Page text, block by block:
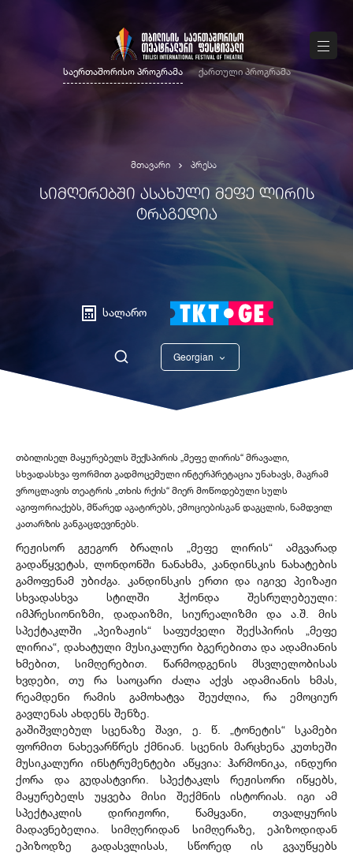
საერთაშორისო პროგრამა ქართული პროგრამა
მთავარი პრესა
ᲡᲘᲛᲦᲔᲠᲔᲑᲨᲘ ᲐᲡᲐᲮᲣᲚᲘ ᲛᲔᲤᲔ ᲚᲘᲠᲘᲡ
ᲢᲠᲐᲒᲔᲓᲘᲐ
სალარო
Georgian
თბილისელ მაყურებელს შექსპირის „მეფე ლირის“ მრავალი,
სხვადასხვა ფორმით გადმოცემული ინტერპრეტაცია უნახავს, მაგრამ
ვროცლავის თეატრის „თხის რქის“ მიერ მოწოდებული სულს
აგიფორიაქებს, მწარედ აგატირებს, ემოციებისგან დაგცლის, ნამდვილ
კათარზის განგაცდევინებს.
რეჟისორ გჟეგორ ბრალის „მეფე ლირის“ ამგვარად
გადაწყვეტას, ლონდონში ნანახმა, კანდინსკის ნახატების
გამოფენამ უბიძგა. კანდინსკის ერთი და იგივე პეიზაჟი
სხვადასხვა სტილში ჰქონდა შესრულებეული:
იმპრესიონიზმი, დადაიზმი, სიურეალიზმი და ა.შ. მის
სპექტაკლში „პეიზაჟის“ საფუძველი შექსპირის „მეფე
ლირია“, დახატული მუსიკალური ბგერებითა და ადამიანის
ხმებით, სიმღერებით. წარმოდგენის მსვლელობისას
ხვდები, თუ რა საოცარი ძალა აქვს ადამიანის ხმას,
რეამდენი რამის გამოხატვა შეუძლია, რა ემოციურ
გავლენას ახდენს შენზე.
გაშიშვლებულ სცენაზე შავი, ე. წ. „ტონეტის“ სკამები
ფორმით ნახევარწრეს ქმნიან. სცენის მარცხენა კუთხეში
მუსიკალური ინსტრუმენტები აწყვია: ჰარმონიკა, ინდური
ქორა და გუდასტვირი. სპექტაკლს რეჟისორი იწყებს,
მაყურებელს უყვება მისი შექმნის ისტორიას. იგი ამ
სპექტაკლის დირიჟორი, წამყვანი, თვალყურის
მადავნებელია. სიმღერიდან სიმღერაზე, ეპიზოდიდან
ეპიზოდზე გადასვლისას, სწორედ ის გვაუწყებს